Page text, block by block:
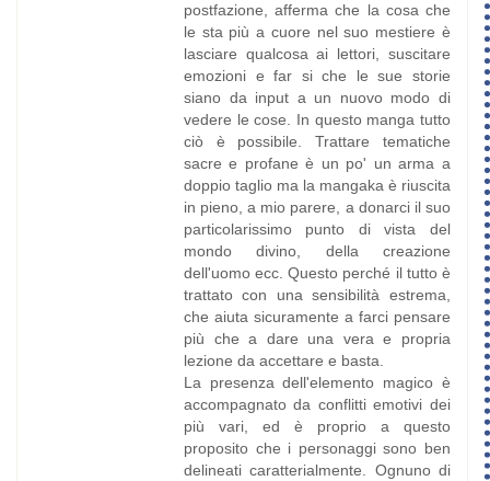
postfazione, afferma che la cosa che
le sta più a cuore nel suo mestiere è
lasciare qualcosa ai lettori, suscitare
emozioni e far si che le sue storie
siano da input a un nuovo modo di
vedere le cose. In questo manga tutto
ciò è possibile. Trattare tematiche
sacre e profane è un po' un arma a
doppio taglio ma la mangaka è riuscita
in pieno, a mio parere, a donarci il suo
particolarissimo punto di vista del
mondo divino, della creazione
dell'uomo ecc. Questo perché il tutto è
trattato con una sensibilità estrema,
che aiuta sicuramente a farci pensare
più che a dare una vera e propria
lezione da accettare e basta.
La presenza dell'elemento magico è
accompagnato da conflitti emotivi dei
più vari, ed è proprio a questo
proposito che i personaggi sono ben
delineati caratterialmente. Ognuno di